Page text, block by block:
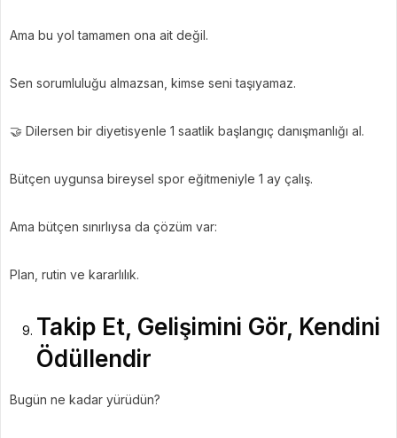
Ama bu yol tamamen ona ait değil.
Sen sorumluluğu almazsan, kimse seni taşıyamaz.
🤝 Dilersen bir diyetisyenle 1 saatlik başlangıç danışmanlığı al.
Bütçen uygunsa bireysel spor eğitmeniyle 1 ay çalış.
Ama bütçen sınırlıysa da çözüm var:
Plan, rutin ve kararlılık.
Takip Et, Gelişimini Gör, Kendini
Ödüllendir
Bugün ne kadar yürüdün?